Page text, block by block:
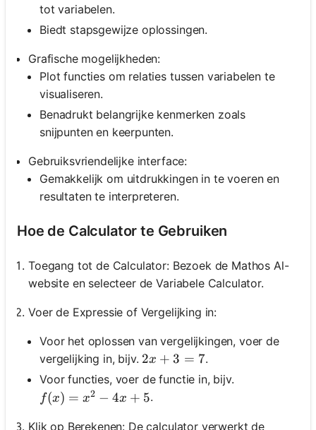
tot variabelen.
Biedt stapsgewijze oplossingen.
Grafische mogelijkheden:
Plot functies om relaties tussen variabelen te
visualiseren.
Benadrukt belangrijke kenmerken zoals
snijpunten en keerpunten.
Gebruiksvriendelijke interface:
Gemakkelijk om uitdrukkingen in te voeren en
resultaten te interpreteren.
Hoe de Calculator te Gebruiken
Toegang tot de Calculator: Bezoek de Mathos Al-
website en selecteer de Variabele Calculator.
Voer de Expressie of Vergelijking in:
Voor het oplossen van vergelijkingen, voer de
vergelijking in, bijv. 2 x+3=7
2x + 3 = 7.
Voor functies, voer de functie in, bijv.
f(x)=x^2-4 x+5
f(x) = x2 − 4x + 5.
Klik op Berekenen: De calculator verwerkt de